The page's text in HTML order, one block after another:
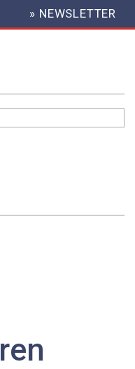
HEADER» NEWSLETTER